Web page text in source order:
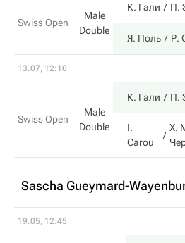
Swiss Open
Male
Double
К. Гали П.
Я. Поль Р.
13.07, 12:10
Swiss Open
Male
Double
К. Гали П.
I.
Carou
Х.
Sascha Gueymard-
19.05, 12:45